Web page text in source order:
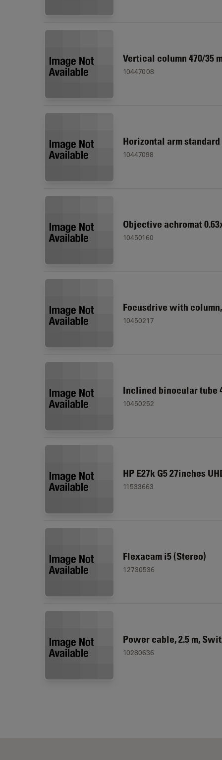
Vertical column 470/35
10447008
Horizontal arm standard
10447098
Objective achromat
10450160
Focusdrive with
10450217
Inclined binocular tube
10450252
HP E27k G5 27inches
11533663
Flexacam i5 (Stereo)
12730536
Power cable, 2.5 m,
10280636